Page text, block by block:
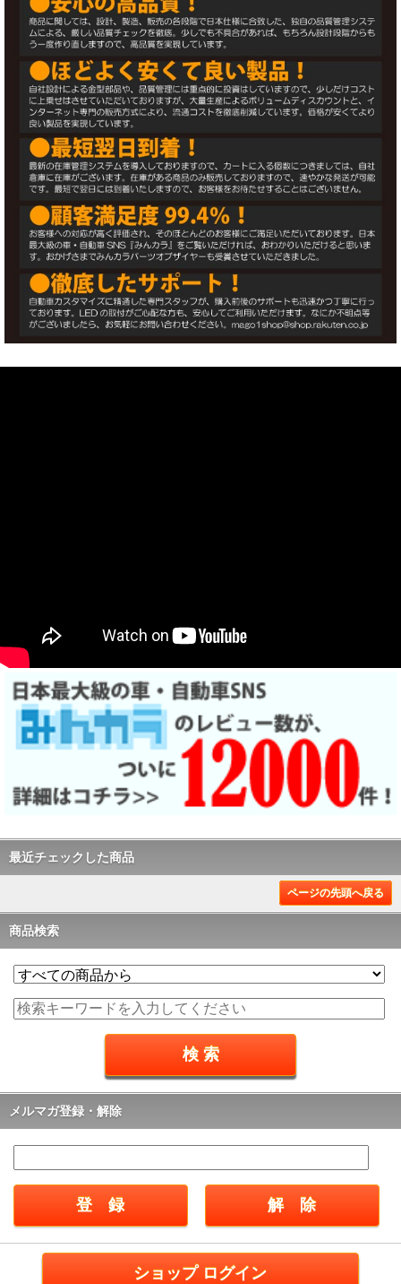
最近チェックした商品
ページの先頭へ戻る
商品検索
メルマガ登録・解除
ショップ ログイン